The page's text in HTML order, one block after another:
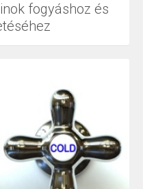
fogyáshoz és